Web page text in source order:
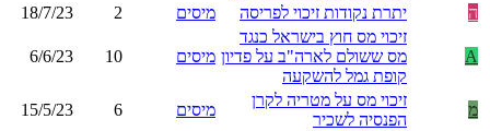
ה יתרת נקודות זיכוי לפריסה מיסים 2
18/7/23
A
זיכוי מס חוץ בישראל כנגד
מס ששולם לארה"ב על פדיון
קופת גמל להשקעה
מיסים 10
6/6/23
מ
זיכוי מס על מטריה לקרן
הפנסיה לשכיר
מיסים 6
15/5/23